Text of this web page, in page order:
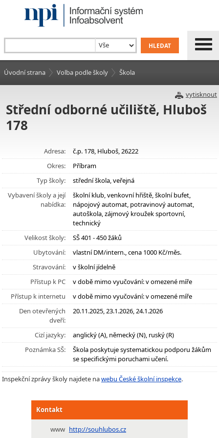
Úvodní strana Volba podle školy Škola
vytisknout
Střední odborné učiliště, Hluboš
178
Adresa:
č.p. 178, Hluboš, 26222
Okres:
Příbram
Typ školy:
střední škola, veřejná
Vybavení školy a její
nabídka:
školní klub, venkovní hřiště, školní bufet,
nápojový automat, potravinový automat,
autoškola, zájmový kroužek sportovní,
technický
Velikost školy:
SŠ 401 - 450 žáků
Ubytování:
vlastní DM/intern., cena 1000 Kč/měs.
Stravování:
v školní jídelně
Přístup k PC
v době mimo vyučování: v omezené míře
Přístup k internetu
v době mimo vyučování: v omezené míře
Den otevřených
dveří:
20.11.2025, 23.1.2026, 24.1.2026
Cizí jazyky:
anglický (A), německý (N), ruský (R)
Poznámka SŠ:
Škola poskytuje systematickou podporu žákům
se specifickými poruchami učení.
Inspekční zprávy školy najdete nawebu České školní inspekce.
Kontakt
www http://souhlubos.cz